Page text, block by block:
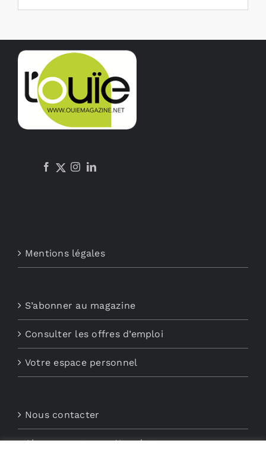
Mentions légales
S’abonner au magazine
Consulter les offres d’emploi
Votre espace personnel
Nous contacter
Abonnements aux Newsletters